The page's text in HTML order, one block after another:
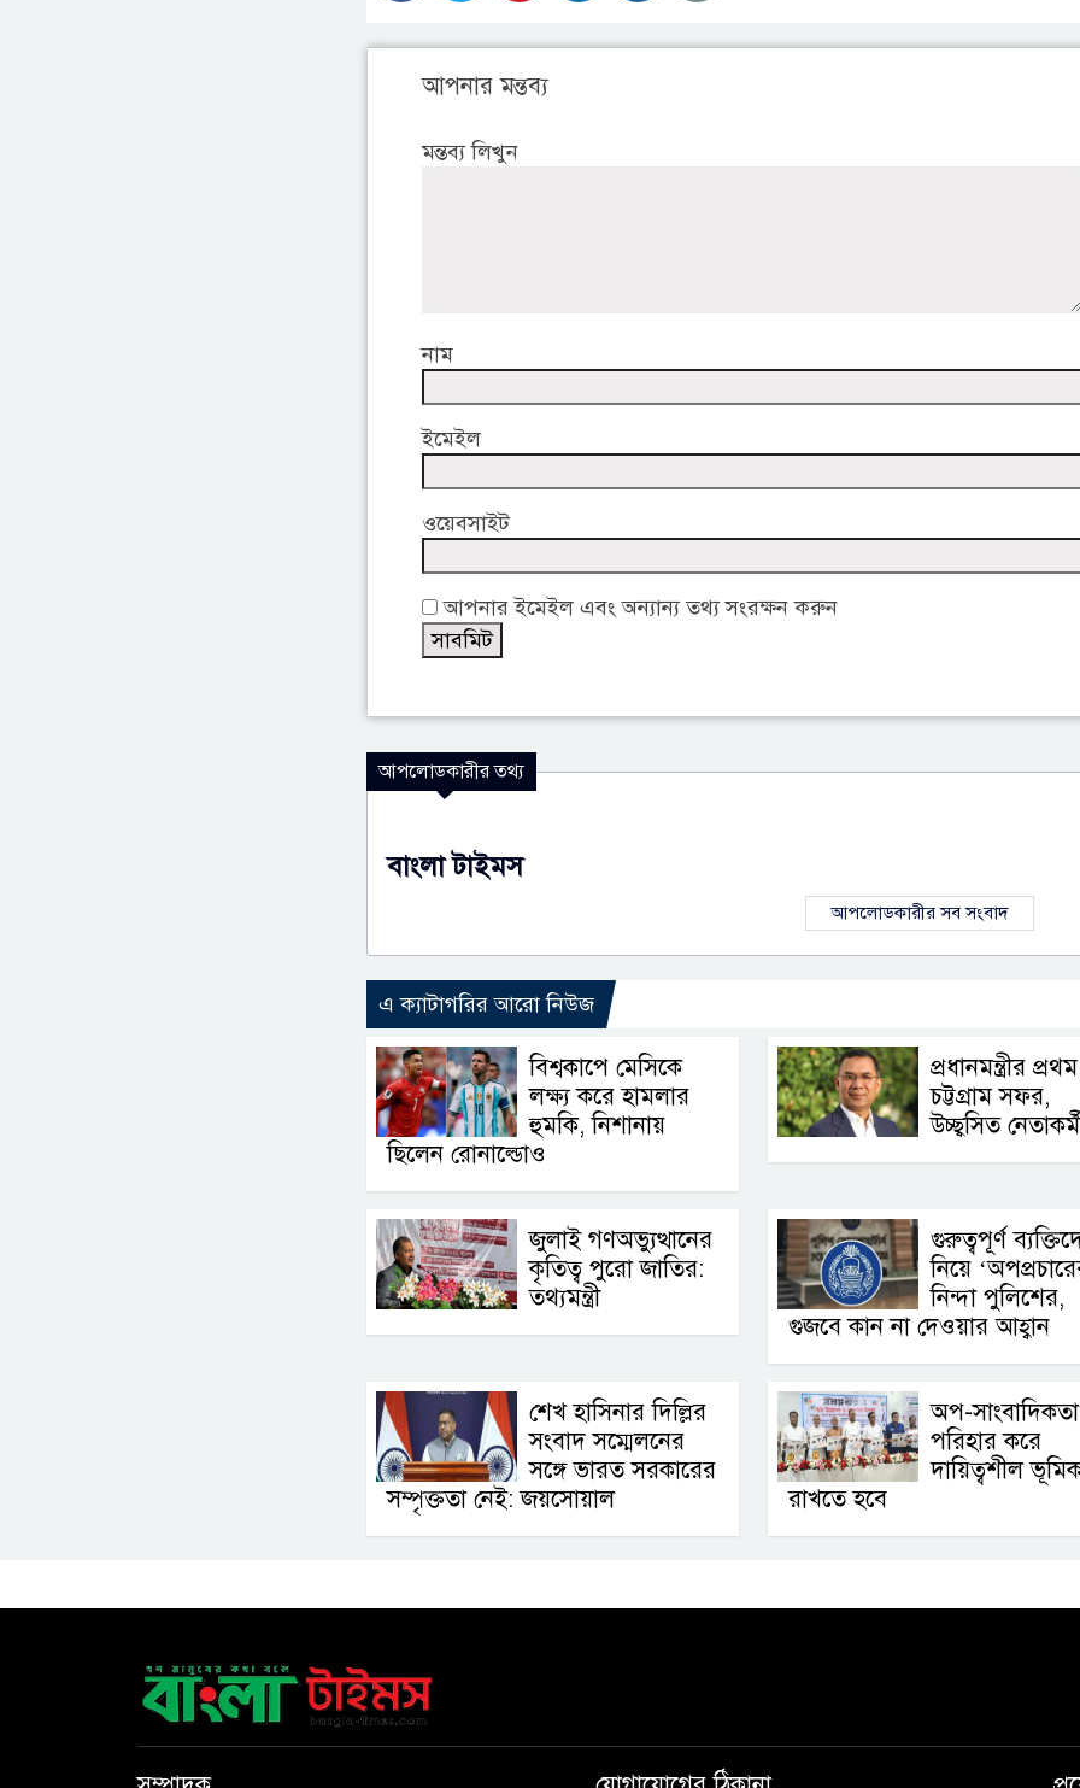
আপনার মন্তব্য
মন্তব্য লিখুন
নাম
ইমেইল
ওয়েবসাইট
আপনার ইমেইল এবং অন্যান্য তথ্য সংরক্ষন করুন
আপলোডকারীর তথ্য
বাংলা টাইমস
আপলোডকারীর সব সংবাদ
এ ক্যাটাগরির আরো নিউজ
বিশ্বকাপে মেসিকে
লক্ষ্য করে হামলার
হুমকি, নিশানায়
ছিলেন রোনাল্ডোও
প্রধানমন্ত্রীর প্রথম
চট্টগ্রাম সফর,
উচ্ছ্বসিত
জুলাই গণঅভ্যুত্থানের
কৃতিত্ব পুরো জাতির:
তথ্যমন্ত্রী
গুরুত্বপূর্ণ
নিয়ে
নিন্দা পুলিশের,
গুজবে কান না দেওয়ার আহ্বান
শেখ হাসিনার দিল্লির
সংবাদ সম্মেলনের
সঙ্গে ভারত সরকারের
সম্পৃক্ততা নেই: জয়সোয়াল
অপ-সাংবাদিকতা
পরিহার করে
দায়িত্বশীল
রাখতে হবে